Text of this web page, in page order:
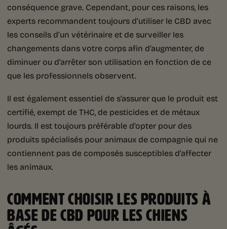
conséquence grave. Cependant, pour ces raisons, les
experts recommandent toujours d’utiliser le CBD avec
les conseils d’un vétérinaire et de surveiller les
changements dans votre corps afin d’augmenter, de
diminuer ou d’arrêter son utilisation en fonction de ce
que les professionnels observent.
Il est également essentiel de s’assurer que le produit est
certifié, exempt de THC, de pesticides et de métaux
lourds. Il est toujours préférable d’opter pour des
produits spécialisés pour animaux de compagnie qui ne
contiennent pas de composés susceptibles d’affecter
les animaux.
COMMENT CHOISIR LES PRODUITS À
BASE DE CBD POUR LES CHIENS